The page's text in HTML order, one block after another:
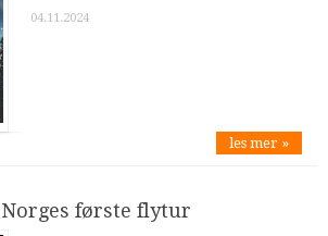
04.11.2024
les mer »
første flytur